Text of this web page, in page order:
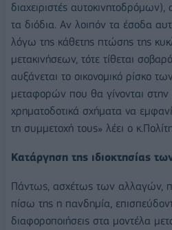
διαχειριστές αυτοκινητοδρόμων),
τα διόδια. Αν λοιπόν τα έσοδα
λόγω της κάθετης πτώσης της
μετακινήσεων, τότε τίθεται
αυξάνεται το οικονομικό ρίσκο
μεταφορών που θα γίνονται
χρηματοδοτικά σχήματα να
τη συμμετοχή τους» λέει ο
Κατάργηση της ιδιοκτησίας
Πάντως, ασχέτως των αλλαγών,
πίσω της η πανδημία,
διαφοροποιήσεις στα μοντέλα